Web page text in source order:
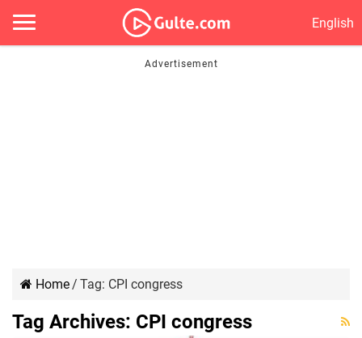
English
Home/ Tag: CPI congress
Tag Archives: CPI congress